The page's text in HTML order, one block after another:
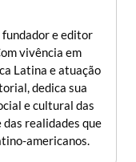
e editor
vivência em
Latina e atuação
dedica sua
e cultural das
realidades que
americanos.